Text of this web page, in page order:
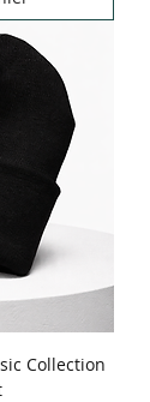
Collection